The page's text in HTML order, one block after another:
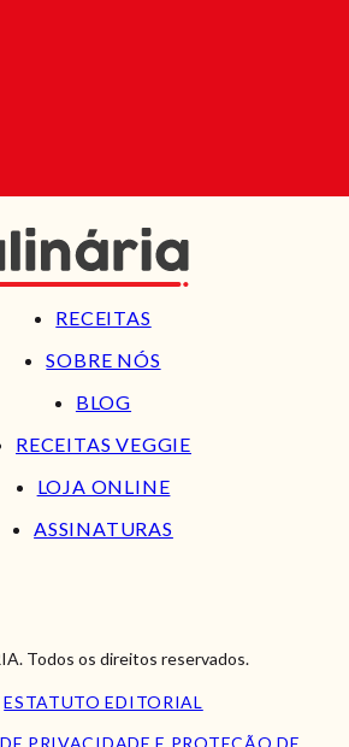
RECEITAS
SOBRE NÓS
BLOG
RECEITAS VEGGIE
LOJA ONLINE
ASSINATURAS
Todos os direitos reservados.
ESTATUTO EDITORIAL
PRIVACIDADE E PROTEÇÃO DE